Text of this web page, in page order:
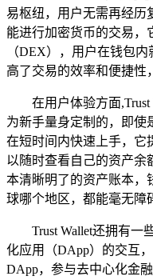
易枢纽，用户无需再经历
能进行加密货币的交易，
（DEX），用户在钱包
高了交易的效率和便捷性
在用户体验方面
为新手量身定制的，即使
在短时间内快速上手，它
以随时查看自己的资产余
本清晰明了的资产账本，
球哪个地区，都能毫无障
Trust Wallet还拥有一
化应用（DApp）的交互
DApp，参与去中心化金